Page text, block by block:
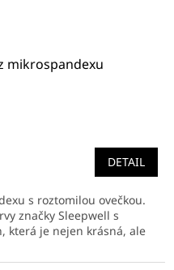
mikrospandexu
DETAIL
s roztomilou ovečkou.
značky Sleepwell s
která je nejen krásná, ale